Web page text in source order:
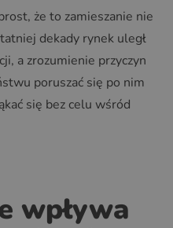
że to zamieszanie nie
dekady rynek uległ
a zrozumienie przyczyn
poruszać się po nim
się bez celu wśród
wpływa